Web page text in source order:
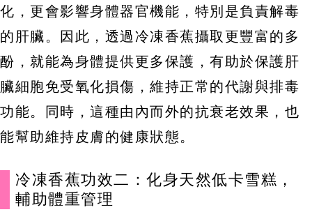
化，更會影響身體器官機能，特別是負責解毒
的肝臟。因此，透過冷凍香蕉攝取更豐富的多
酚，就能為身體提供更多保護，有助於保護肝
臟細胞免受氧化損傷，維持正常的代謝與排毒
功能。同時，這種由內而外的抗衰老效果，也
能幫助維持皮膚的健康狀態。
冷凍香蕉功效二：化身天然低卡雪糕，
輔助體重管理